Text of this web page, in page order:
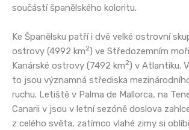
součástí španělského koloritu.
Ke Španělsku patří i dvě velké ostrovní
ostrovy (4992 km2) ve Středozemním
Kanárské ostrovy (7492 km2) v Atlantiku.
to jsou významná střediska
ruchu. Letiště v Palma de Mallorca, na
Canarii v jsou v letní sezóně doslova
z celého světa, zatímco vlahé zimy si